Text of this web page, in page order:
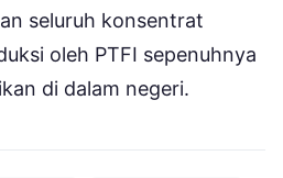
seluruh konsentrat
oleh PTFI sepenuhnya
di dalam negeri.